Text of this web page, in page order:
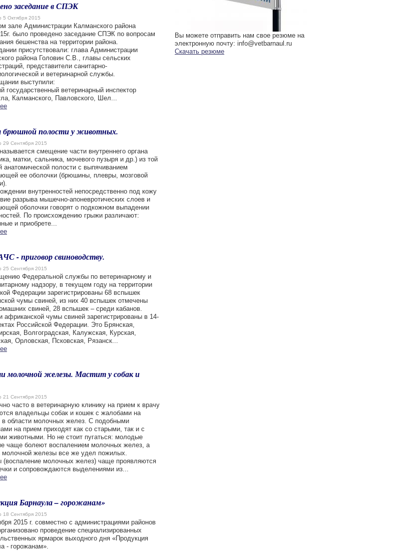
заседание в СПЭК
5 Октября 2015
зале Администрации Калманского района
было проведено заседание СПЭК по вопросам
бешенства на территории района.
присутствовали: глава Администрации
района Головин С.В., главы сельских
представители санитарно-
и ветеринарной службы.
выступили:
государственный ветеринарный инспектор
Калманского, Павловского, Шел...
полости у животных.
29 Сентября 2015
смещение части внутреннего органа
матки, сальника, мочевого пузыря и др.) из той
анатомической полости с выпячиванием
ее оболочки (брюшины, плевры, мозговой
внутренностей непосредственно под кожу
разрыва мышечно-апоневротических слоев и
оболочки говорят о подкожном выпадении
По происхождению грыжи различают:
и приобрете...
- приговор свиноводству.
25 Сентября 2015
Федеральной службы по ветеринарному и
надзору, в текущем году на территории
Федерации зарегистрированы 68 вспышек
чумы свиней, из них 40 вспышек отмечены
свиней, 28 вспышек – среди кабанов.
африканской чумы свиней зарегистрированы в 14-
Российской Федерации. Это Брянская,
Волгоградская, Калужская, Курская,
Орловская, Псковская, Рязанск...
молочной железы. Мастит у собак и
21 Сентября 2015
часто в ветеринарную клинику на прием к врачу
владельцы собак и кошек с жалобами на
в области молочных желез. С подобными
на прием приходят как со старыми, так и с
животными. Но не стоит пугаться: молодые
чаще болеют воспалением молочных желез, а
молочной железы все же удел пожилых.
(воспаление молочных желез) чаще проявляются
и сопровождаются выделениями из...
Барнаула – горожанам»
18 Сентября 2015
2015 г. совместно с администрациями районов
проведение специализированных
ярмарок выходного дня «Продукция
- горожанам».
Вы можете отправить нам свое резюме на
электронную почту: info@vetbarnaul.ru
Скачать резюме